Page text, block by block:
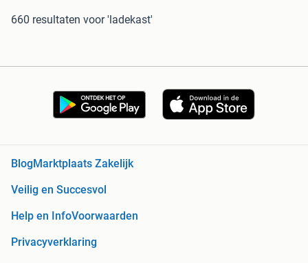
660 resultaten voor 'ladekast'
Blog Marktplaats Zakelijk
Veilig en Succesvol
Help en InfoVoorwaarden
Privacyverklaring